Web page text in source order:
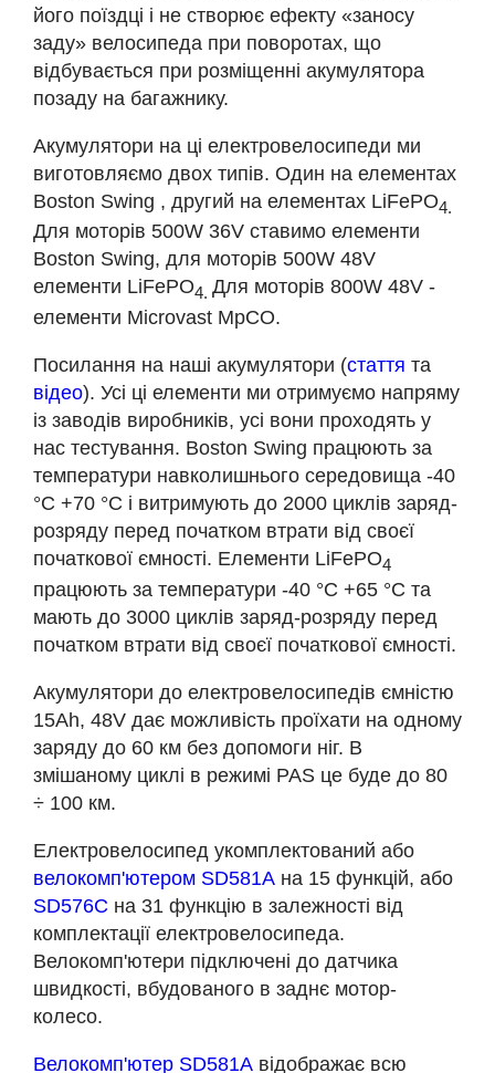
його поїздці і не створює ефекту «заносу
заду» велосипеда при поворотах, що
відбувається при розміщенні акумулятора
позаду на багажнику.
Акумулятори на ці електровелосипеди ми
виготовляємо двох типів. Один на елементах
Boston Swing , другий на елементах LiFePO4
Для моторів 500W 36V ставимо елементи
Boston Swing, для моторів 500W 48V
елементи LiFePO4. Для моторів 800W 48V -
елементи Microvast MpCO.
Посилання на наші акумулятори (стаття та
відео). Усі ці елементи ми отримуємо напряму
із заводів виробників, усі вони проходять у
нас тестування. Boston Swing працюють за
температури навколишнього середовища -40
°С +70 °С і витримують до 2000 циклів заряд-
розряду перед початком втрати від своєї
початкової ємності. Елементи LiFePO4
працюють за температури -40 °С +65 °С та
мають до 3000 циклів заряд-розряду перед
початком втрати від своєї початкової ємності.
Акумулятори до електровелосипедів ємністю
15Аh, 48V дає можливість проїхати на одному
заряду до 60 км без допомоги ніг. В
змішаному циклі в режимі PAS це буде до 80
÷ 100 км.
Електровелосипед укомплектований або
велокомп'ютером SD581А на 15 функцій, або
SD576С на 31 функцію в залежності від
комплектації електровелосипеда.
Велокомп'ютери підключені до датчика
швидкості, вбудованого в заднє мотор-
колесо.
Велокомп'ютер SD581А відображає всю